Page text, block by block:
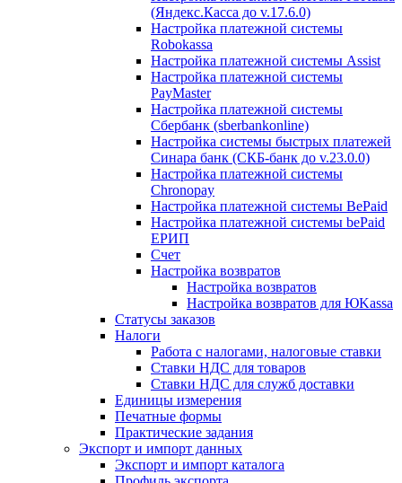
(Яндекс.Касса до v.17.6.0)
Настройка платежной системы
Robokassa
Настройка платежной системы Assist
Настройка платежной системы
PayMaster
Настройка платежной системы
Сбербанк (sberbankonline)
Настройка системы быстрых платежей
Синара банк (СКБ-банк до v.23.0.0)
Настройка платежной системы
Chronopay
Настройка платежной системы BePaid
Настройка платежной системы bePaid
ЕРИП
Счет
Настройка возвратов
Настройка возвратов
Настройка возвратов для ЮKassa
Статусы заказов
Налоги
Работа с налогами, налоговые ставки
Ставки НДС для товаров
Ставки НДС для служб доставки
Единицы измерения
Печатные формы
Практические задания
Экспорт и импорт данных
Экспорт и импорт каталога